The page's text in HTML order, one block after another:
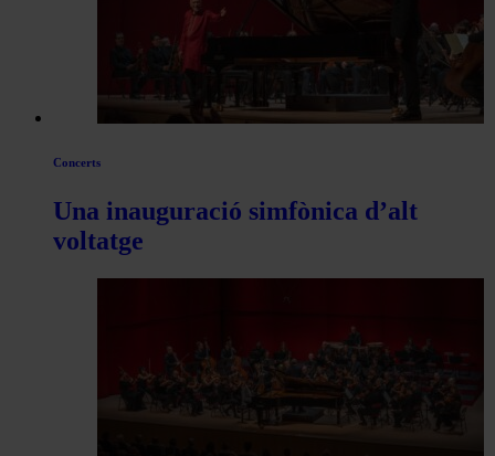
Concerts
Una inauguració simfònica d’alt
voltatge